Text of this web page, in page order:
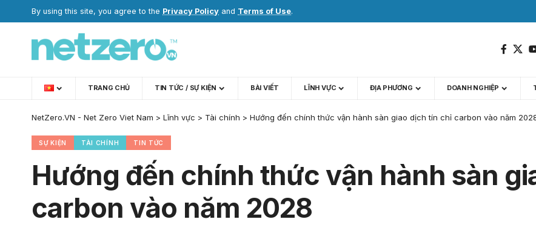
By using this site, you agree to the Privacy Policy and Terms of Use.
TRANG CHỦ TIN TỨC / SỰ KIỆN BÀI VIẾT LĨNH VỰC ĐỊA PHƯƠNG DOANH NGHIỆP
NetZero.VN - Net Zero Viet Nam > Lĩnh vực > Tài chính > Hướng đến chính thức vận hành sàn giao dịch tín chỉ carbon vào năm
SỰ KIỆN TÀI CHÍNH TIN TỨC
Hướng đến chính thức vận hành sàn
carbon vào năm 2028